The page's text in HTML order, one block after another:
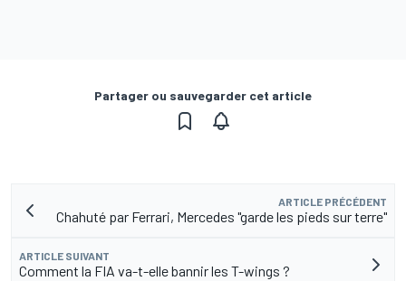
Partager ou sauvegarder cet article
ARTICLE PRÉCÉDENT
Chahuté par Ferrari, Mercedes "garde les pieds sur terre"
ARTICLE SUIVANT
Comment la FIA va-t-elle bannir les T-wings ?